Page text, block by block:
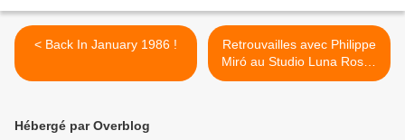
< Back In January 1986 !
Retrouvailles avec Philippe
Miró au Studio Luna Rossa
afin d’en apprendre plus sur
Hébergé par Overblog